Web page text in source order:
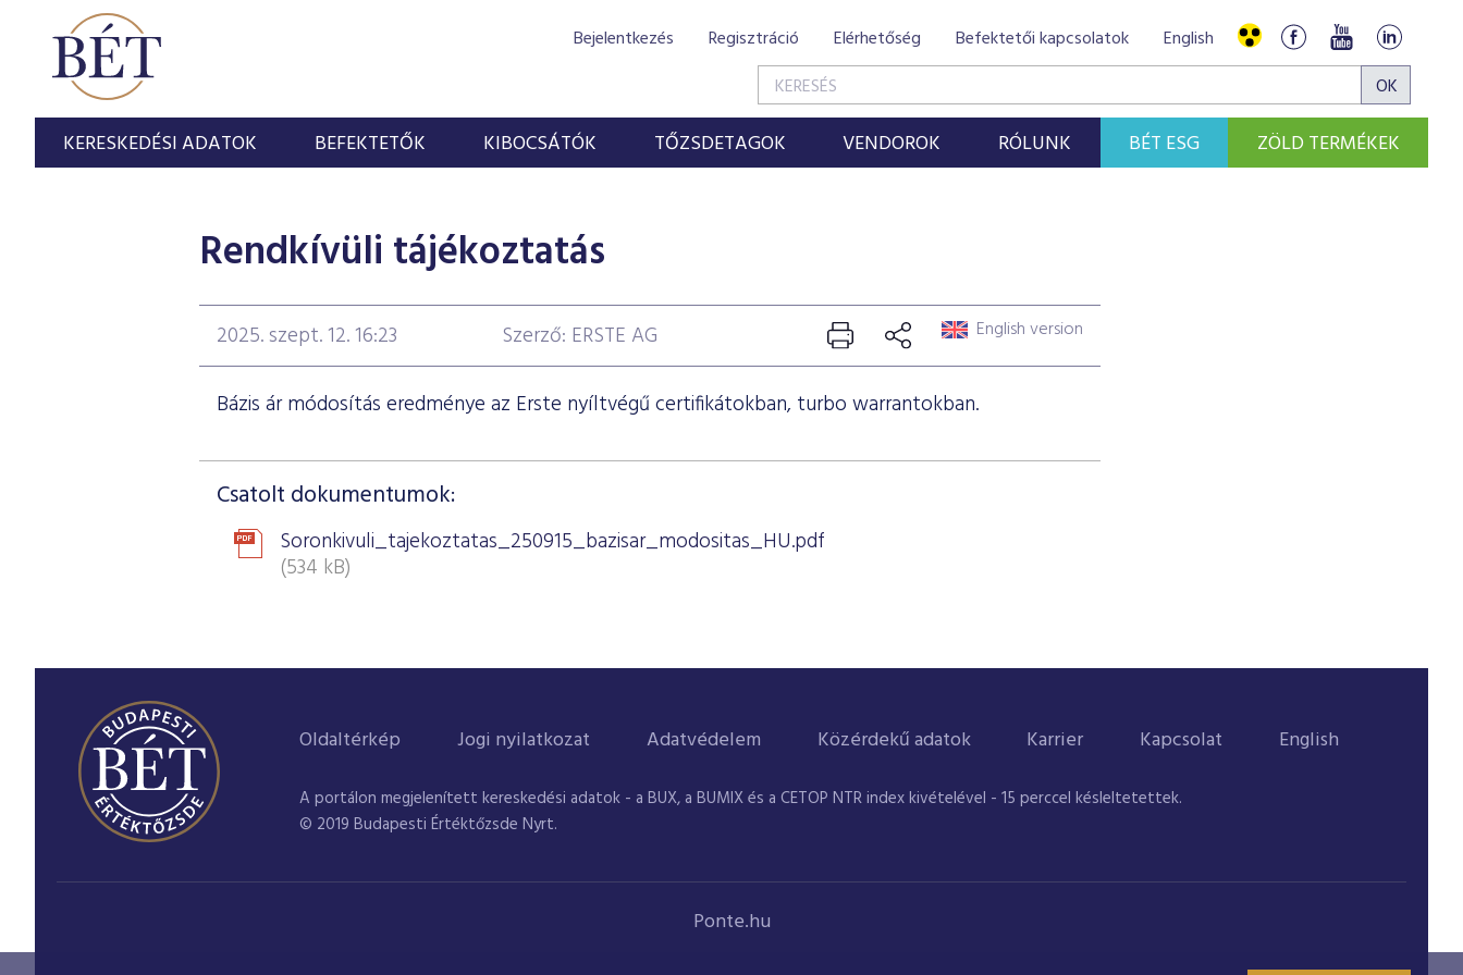
Bejelentkezés Regisztráció Elérhetőség Befektetői kapcsolatok English
KERESKEDÉSI ADATOK BEFEKTETŐK KIBOCSÁTÓK TŐZSDETAGOK VENDOROK RÓLUNK BÉT ESG ZÖLD TERMÉKEK
Rendkívüli tájékoztatás
2025. szept. 12. 16:23 Szerző: ERSTE AG English version
Bázis ár módosítás eredménye az Erste nyíltvégű certifikátokban, turbo warrantokban.
Csatolt dokumentumok:
Soronkivuli_tajekoztatas_250915_bazisar_modositas_HU.pdf
(534 kB)
Oldaltérkép Jogi nyilatkozat Adatvédelem Közérdekű adatok Karrier Kapcsolat English
A portálon megjelenített kereskedési adatok - a BUX, a BUMIX és a CETOP NTR index kivételével - 15 perccel késleltetettek.
© 2019 Budapesti Értéktőzsde Nyrt.
Ponte.hu